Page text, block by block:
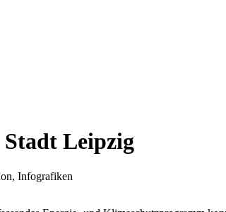
Leipzig
Infografiken